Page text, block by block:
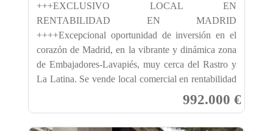
+++EXCLUSIVO LOCAL EN
RENTABILIDAD EN MADRID
++++Excepcional oportunidad de inversión en el
corazón de Madrid, en la vibrante y dinámica zona
de Embajadores-Lavapiés, muy cerca del Rastro y
La Latina. Se vende local comercial en rentabilidad
992.000 €